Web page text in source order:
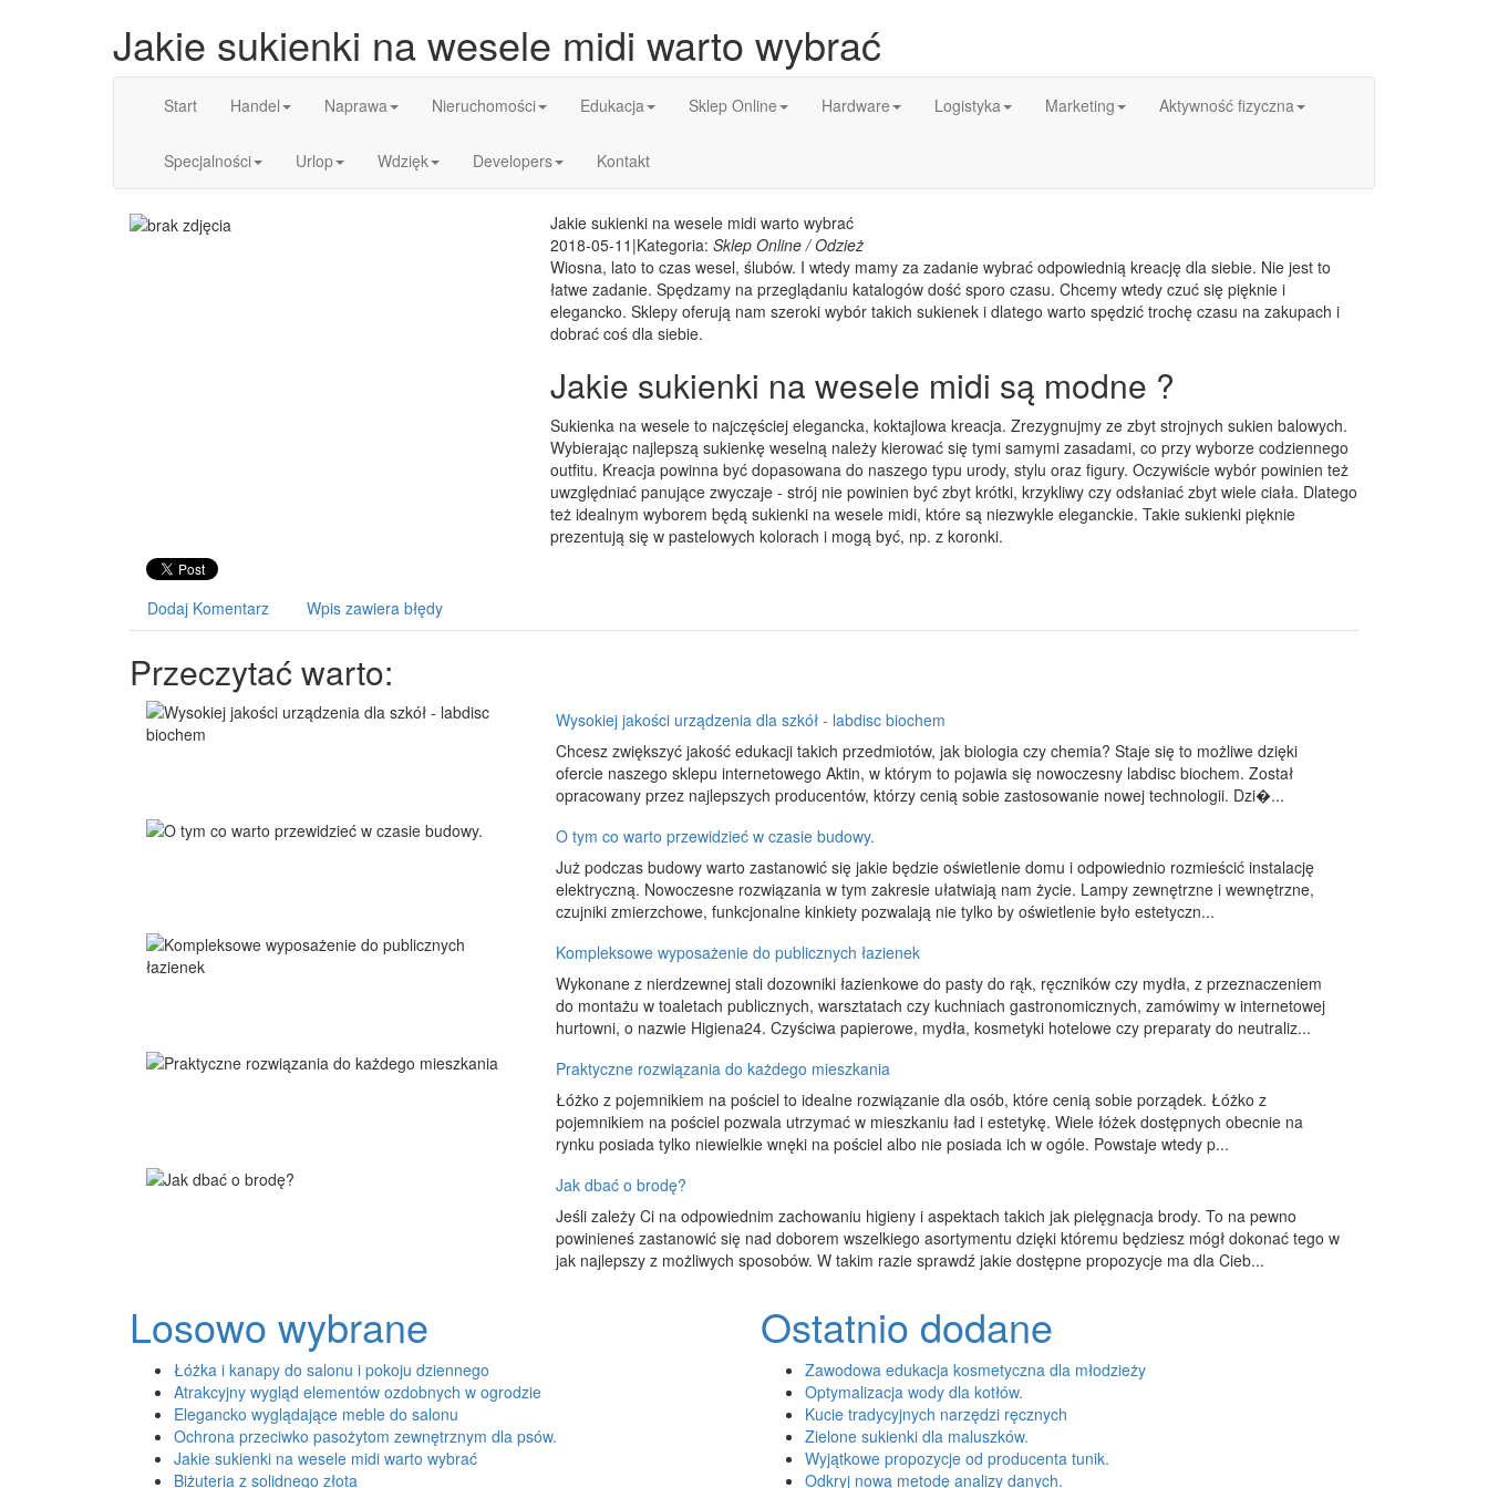
Jakie sukienki na wesele midi warto wybrać
Start Handel Naprawa Nieruchomości Edukacja Sklep Online Hardware Logistyka Marketing Aktywność fizyczna
Specjalności Urlop Wdzięk Developers Kontakt
Jakie sukienki na wesele midi warto wybrać
2018-05-11 |Kategoria: Sklep Online / Odzież
Wiosna, lato to czas wesel, ślubów. I wtedy mamy za zadanie wybrać odpowiednią kreację dla siebie. Nie jest to
łatwe zadanie. Spędzamy na przeglądaniu katalogów dość sporo czasu. Chcemy wtedy czuć się pięknie i
elegancko. Sklepy oferują nam szeroki wybór takich sukienek i dlatego warto spędzić trochę czasu na zakupach i
dobrać coś dla siebie.
Jakie sukienki na wesele midi są modne ?
Sukienka na wesele to najczęściej elegancka, koktajlowa kreacja. Zrezygnujmy ze zbyt strojnych sukien balowych.
Wybierając najlepszą sukienkę weselną należy kierować się tymi samymi zasadami, co przy wyborze codziennego
outfitu. Kreacja powinna być dopasowana do naszego typu urody, stylu oraz figury. Oczywiście wybór powinien też
uwzględniać panujące zwyczaje - strój nie powinien być zbyt krótki, krzykliwy czy odsłaniać zbyt wiele ciała. Dlatego
też idealnym wyborem będą sukienki na wesele midi, które są niezwykle eleganckie. Takie sukienki pięknie
prezentują się w pastelowych kolorach i mogą być, np. z koronki.
Dodaj Komentarz Wpis zawiera błędy
Przeczytać warto:
Wysokiej jakości urządzenia dla szkół - labdisc biochem
Chcesz zwiększyć jakość edukacji takich przedmiotów, jak biologia czy chemia? Staje się to możliwe dzięki
ofercie naszego sklepu internetowego Aktin, w którym to pojawia się nowoczesny labdisc biochem. Został
opracowany przez najlepszych producentów, którzy cenią sobie zastosowanie nowej technologii. Dzi�...
O tym co warto przewidzieć w czasie budowy.
Już podczas budowy warto zastanowić się jakie będzie oświetlenie domu i odpowiednio rozmieścić instalację
elektryczną. Nowoczesne rozwiązania w tym zakresie ułatwiają nam życie. Lampy zewnętrzne i wewnętrzne,
czujniki zmierzchowe, funkcjonalne kinkiety pozwalają nie tylko by oświetlenie było estetyczn...
Kompleksowe wyposażenie do publicznych łazienek
Wykonane z nierdzewnej stali dozowniki łazienkowe do pasty do rąk, ręczników czy mydła, z przeznaczeniem
do montażu w toaletach publicznych, warsztatach czy kuchniach gastronomicznych, zamówimy w internetowej
hurtowni, o nazwie Higiena24. Czyściwa papierowe, mydła, kosmetyki hotelowe czy preparaty do neutraliz...
Praktyczne rozwiązania do każdego mieszkania
Łóżko z pojemnikiem na pościel to idealne rozwiązanie dla osób, które cenią sobie porządek. Łóżko z
pojemnikiem na pościel pozwala utrzymać w mieszkaniu ład i estetykę. Wiele łóżek dostępnych obecnie na
rynku posiada tylko niewielkie wnęki na pościel albo nie posiada ich w ogóle. Powstaje wtedy p...
Jak dbać o brodę?
Jeśli zależy Ci na odpowiednim zachowaniu higieny i aspektach takich jak pielęgnacja brody. To na pewno
powinieneś zastanowić się nad doborem wszelkiego asortymentu dzięki któremu będziesz mógł dokonać tego w
jak najlepszy z możliwych sposobów. W takim razie sprawdź jakie dostępne propozycje ma dla Cieb...
Losowo wybrane
Łóżka i kanapy do salonu i pokoju dziennego
Atrakcyjny wygląd elementów ozdobnych w ogrodzie
Elegancko wyglądające meble do salonu
Ochrona przeciwko pasożytom zewnętrznym dla psów.
Jakie sukienki na wesele midi warto wybrać
Biżuteria z solidnego złota
Ostatnio dodane
Zawodowa edukacja kosmetyczna dla młodzieży
Optymalizacja wody dla kotłów.
Kucie tradycyjnych narzędzi ręcznych
Zielone sukienki dla maluszków.
Wyjątkowe propozycje od producenta tunik.
Odkryj nową metodę analizy danych.